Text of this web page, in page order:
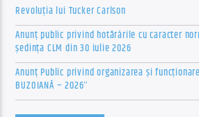
Revoluția lui Tucker Carlson
Anunț public privind hotărârile cu caracter
ședința CLM din 30 iulie 2026
Anunț Public privind organizarea şi
BUZOIANĂ – 2026″